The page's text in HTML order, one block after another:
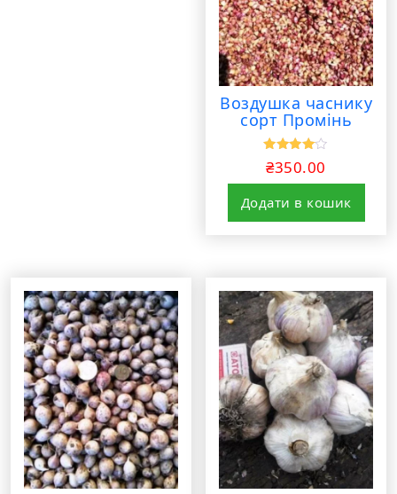
Воздушка часнику
сорт Промінь
Оцінено
в
4.00
₴350.00
Додати в кошик